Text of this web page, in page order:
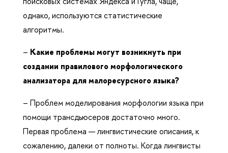
однако, используются статистические
алгоритмы.
– Какие проблемы могут возникнуть при
создании правилового морфологического
анализатора для малоресурсного языка?
– Проблем моделирования морфологии языка при
помощи трансдьюсеров достаточно много.
Первая проблема — лингвистические описания, к
сожалению, далеки от полноты. Когда лингвисты